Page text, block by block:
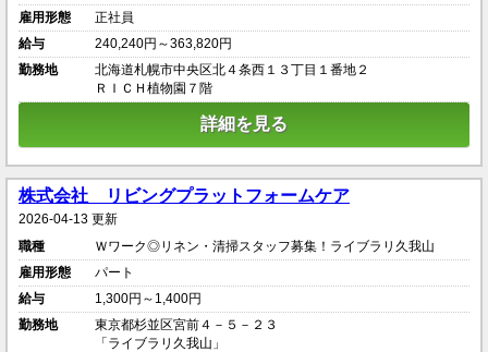
雇用形態
正社員
給与
240,240円～363,820円
勤務地
北海道札幌市中央区北４条西１３丁目１番地２
ＲＩＣＨ植物園７階
詳細を見る
株式会社 リビングプラットフォームケア
2026-04-13 更新
職種
Ｗワーク◎リネン・清掃スタッフ募集！ライブラリ久我山
雇用形態
パート
給与
1,300円～1,400円
勤務地
東京都杉並区宮前４－５－２３
「ライブラリ久我山」